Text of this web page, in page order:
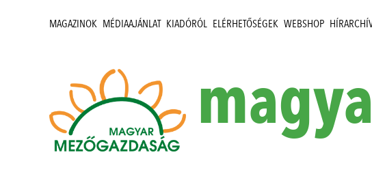
MAGAZINOK MÉDIAAJÁNLAT KIADÓRÓL ELÉRHETŐSÉGEK WEBSHOP